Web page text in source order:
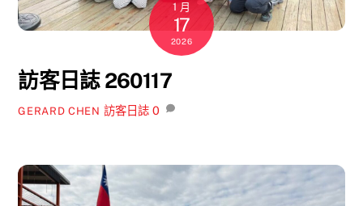
1 月
17
2026
訪客日誌 260117
GERARD CHEN 訪客日誌 0